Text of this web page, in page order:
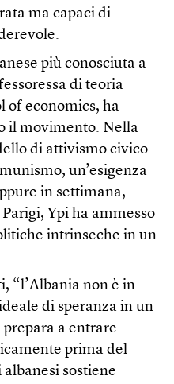
ma capaci di
più conosciuta a
di teoria
of economics, ha
il movimento. Nella
di attivismo civico
un’esigenza
in settimana,
Ypi ha ammesso
intrinseche in un
“l’Albania non è in
di speranza in un
a entrare
prima del
sostiene